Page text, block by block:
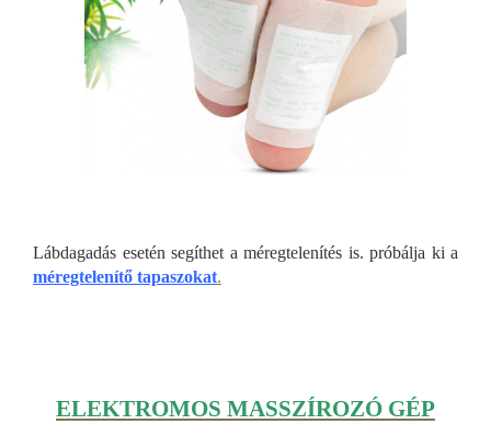
Lábdagadás esetén segíthet a méregtelenítés is. próbálja ki a
méregtelenítő tapaszokat.
ELEKTROMOS MASSZÍROZÓ GÉP